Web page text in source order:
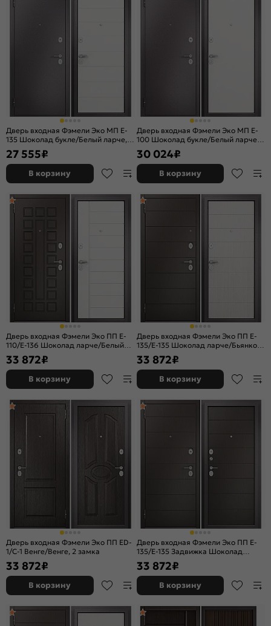
Дверь входная Фэмели Эко МП E-
135 Шоколад букле/Белый ларче, 2
замка
27 555₽
В корзину
Дверь входная Фэмели Эко МП E-
100 Шоколад букле/Белый ларче, 2
замка
30 024₽
В корзину
Дверь входная Фэмели Эко ПП E-
110/E-136 Шоколад ларче/Белый
ларче, 2 замка
33 872₽
В корзину
Дверь входная Фэмели Эко ПП E-
135/E-135 Шоколад ларче/Бьянко
ларче, 2 замка
33 872₽
В корзину
Дверь входная Фэмели Эко ПП ED-
1/C-1 Венге/Венге, 2 замка
33 872₽
В корзину
Дверь входная Фэмели Эко ПП E-
135/E-135 Задвижка Шоколад
ларче/Шоколад ларче, 2 замка, с
ночной задвижкой
33 872₽
В корзину